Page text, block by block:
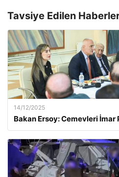
Tavsiye Edilen
14/12/2025
Bakan Ersoy: Cemevleri İmar